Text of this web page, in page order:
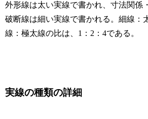
外形線は太い実線で書かれ、寸法関係・
破断線は細い実線で書かれる。細線：
線：極太線の比は、1：2：4である。
実線の種類の詳細